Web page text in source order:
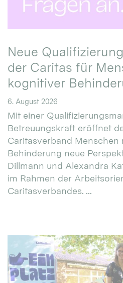
Neue
der Caritas für
kognitiver
6. August 2026
Mit einer
Betreuungskraft eröffnet
Caritasverband Menschen
Behinderung neue
Dillmann und Alexandra
im Rahmen der
Caritasverbandes. ...